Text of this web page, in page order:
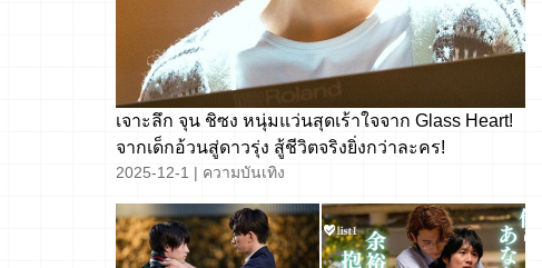
เจาะลึก จุน ชิซง หนุ่มแว่นสุดเร้าใจจาก Glass Heart!
จากเด็กอ้วนสู่ดาวรุ่ง สู้ชีวิตจริงยิ่งกว่าละคร!
2025-12-1 | ความบันเทิง